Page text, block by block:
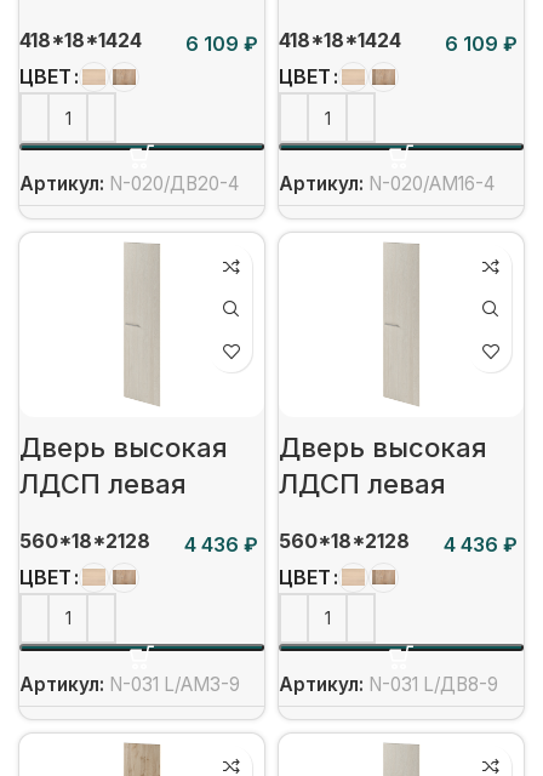
418*18*1424
₽
ЦВЕТ
Артикул: N-020/ДВ20-4
418*18*1424
₽
ЦВЕТ
Артикул: N-020/АМ16-4
Дверь высокая
ЛДСП левая
560*18*2128
₽
ЦВЕТ
Артикул: N-031 L/АМ3-9
Дверь высокая
ЛДСП левая
560*18*2128
₽
ЦВЕТ
Артикул: N-031 L/ДВ8-9